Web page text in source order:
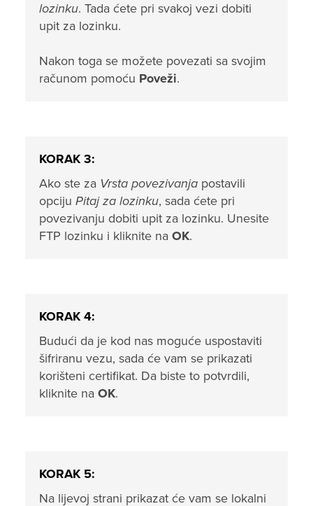
lozinku. Tada ćete pri svakoj vezi dobiti
upit za lozinku.
Nakon toga se možete povezati sa svojim
računom pomoću Poveži.
KORAK 3:
Ako ste za Vrsta povezivanja postavili
opciju Pitaj za lozinku, sada ćete pri
povezivanju dobiti upit za lozinku. Unesite
FTP lozinku i kliknite na OK.
KORAK 4:
Budući da je kod nas moguće uspostaviti
šifriranu vezu, sada će vam se prikazati
korišteni certifikat. Da biste to potvrdili,
kliknite na OK.
KORAK 5:
Na lijevoj strani prikazat će vam se lokalni